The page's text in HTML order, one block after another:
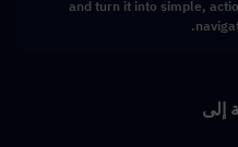
and turn it into simple,
إلى